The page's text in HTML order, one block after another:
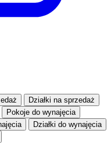
Działki na sprzedaż
Pokoje do wynajęcia
Działki do wynajęcia